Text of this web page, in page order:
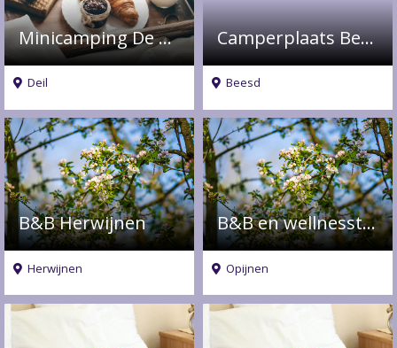
Minicamping De Kijfakker
Deil
Camperplaats Betuwestrand
Beesd
B&B Herwijnen
Herwijnen
B&B en wellnesstudio in de Betuwe
Opijnen